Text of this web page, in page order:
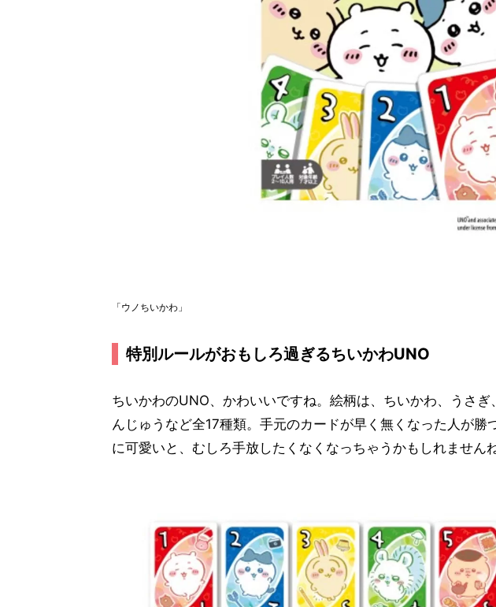
「ウノちいかわ」
特別ルールがおもしろ過ぎるちいかわUNO
ちいかわのUNO、かわいいですね。絵柄は、ちいかわ、うさぎ
んじゅうなど全17種類。手元のカードが早く無くなった人が勝
に可愛いと、むしろ手放したくなくなっちゃうかもしれません